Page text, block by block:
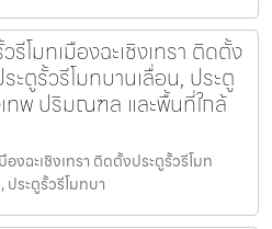
โมทเมืองฉะเชิงเทรา ติดตั้ง
ะตูรั้วรีโมทบานเลื่อน, ประตู
ทพ ปริมณฑล และพื้นที่ใกล้
งฉะเชิงเทรา ติดตั้งประตูรั้วรีโมท
ประตูรั้วรีโมทบา